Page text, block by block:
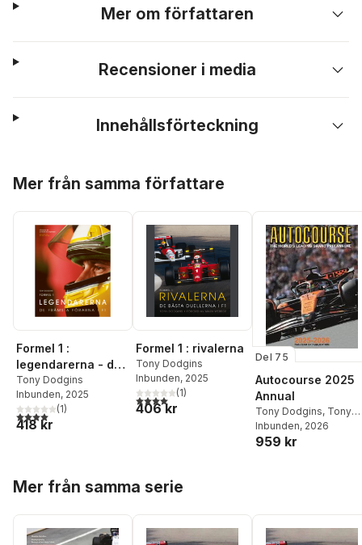
Mer om författaren
Recensioner i media
Innehållsförteckning
Mer från samma författare
Formel 1 :
legendarerna - de
främsta förarna i F1
Tony Dodgins
Inbunden, 2025
4,0utav 5 stjärnor. Totalt antal röster:
(1)
418 kr
Formel 1 : rivalerna
Tony Dodgins
Inbunden, 2025
4,0utav 5 stjärnor. Totalt antal röster:
(1)
406 kr
Del 75
Autocourse 2025
Annual
Tony Dodgins, Tony
Dodgins
Inbunden, 2026
959 kr
Mer från samma serie